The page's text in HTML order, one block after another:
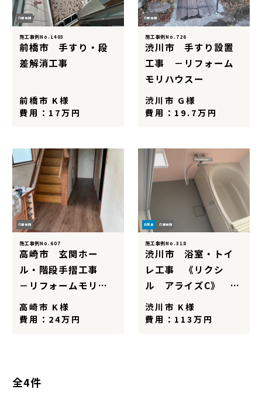
介護保険
施工事例No.1403
前橋市 手すり・段
差解消工事
前橋市 K様
費用：17万円
介護保険
施工事例No.726
渋川市 手すり設置
工事 －リフォーム
モリハウスー
渋川市 G様
費用：19.7万円
介護保険
施工事例No.607
高崎市 玄関ホー
ル・階段手摺工事
－リフォームモリハ
ウスー
高崎市 K様
費用：24万円
お風呂 介護保険
施工事例No.318
渋川市 浴室・トイ
レ工事 《リクシ
ル アライズC》 －
リフォームモリハウ
スー
渋川市 K様
費用：113万円
全4件